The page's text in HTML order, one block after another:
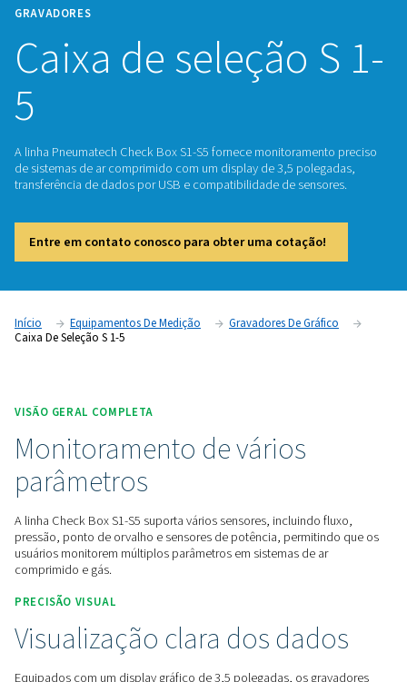
Caixa de seleção
5
A linha Pneumatech Check Box S1-S5 fornece
de sistemas de ar comprimido com um display de 3,5
Início Equipamentos De Medição
Gravadores De
Caixa De Seleção S 1-5
VISÃO GERAL COMPLETA